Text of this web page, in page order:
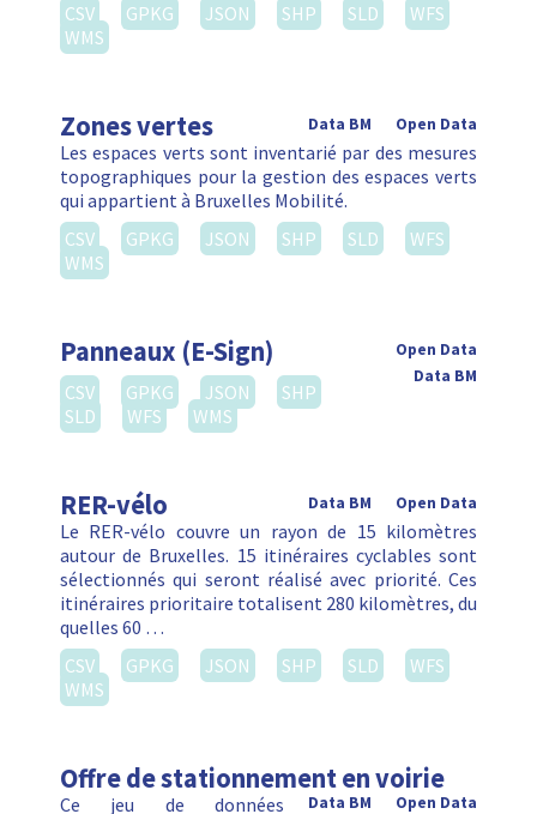
CSV
GPKG JSON SHP SLD
WFS
WMS
Zones vertes Open Data
Data BM
Les espaces verts sont inventarié par des mesures
topographiques pour la gestion des espaces verts
qui appartient à Bruxelles Mobilité.
CSV
GPKG JSON SHP SLD
WFS
WMS
Panneaux (E-Sign)
Open Data
Data BM
CSV GPKG JSON
SHP
SLD
WFS WMS
RER-vélo Open Data
Data BM
Le RER-vélo couvre un rayon de 15 kilomètres
autour de Bruxelles. 15 itinéraires cyclables sont
sélectionnés qui seront réalisé avec priorité. Ces
itinéraires prioritaire totalisent 280 kilomètres, du
quelles 60 …
CSV
GPKG JSON SHP SLD
WFS
WMS
Offre de stationnement en voirie
Open Data
Data BM
Ce jeu de données